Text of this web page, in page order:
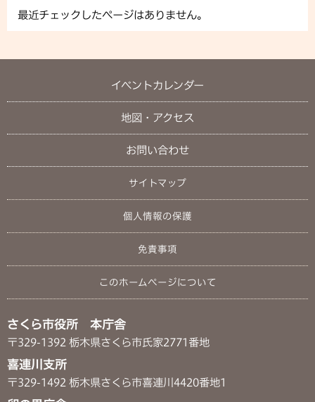
最近チェックしたページはありません。
イベントカレンダー
地図・アクセス
お問い合わせ
サイトマップ
個人情報の保護
免責事項
このホームページについて
さくら市役所 本庁舎
〒329-1392 栃木県さくら市氏家2771番地
喜連川支所
〒329-1492 栃木県さくら市喜連川4420番地1